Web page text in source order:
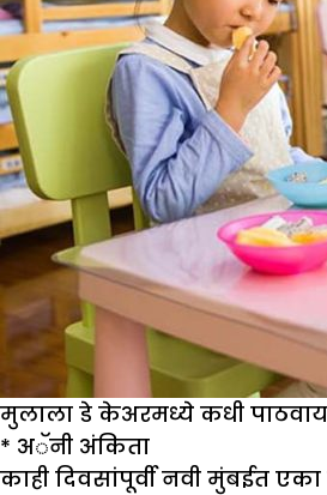
मुलाला डे केअरमध्ये कधी
* अॅनी अंकिता
काही दिवसांपूर्वी नवी मुंबईत